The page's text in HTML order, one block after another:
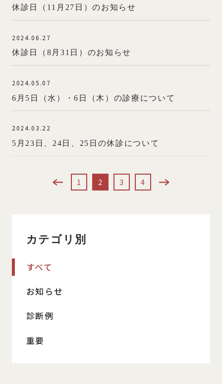
休診日（11月27日）のお知らせ
2024.06.27
休診日（8月31日）のお知らせ
2024.05.07
6月5日（水）・6日（木）の診療について
2024.03.22
5月23日、24日、25日の休診について
1 2 3 4
カテゴリ別
すべて
お知らせ
診断例
重要